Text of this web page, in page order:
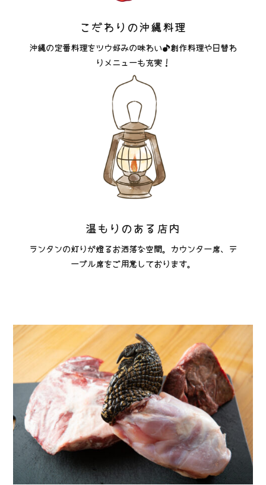
こだわりの沖縄料理
沖縄の定番料理をツウ好みの味わい♪創作料理や日替わ
りメニューも充実！
温もりのある店内
ランタンの灯りが燈るお洒落な空間。カウンター席、テ
ーブル席をご用意しております。